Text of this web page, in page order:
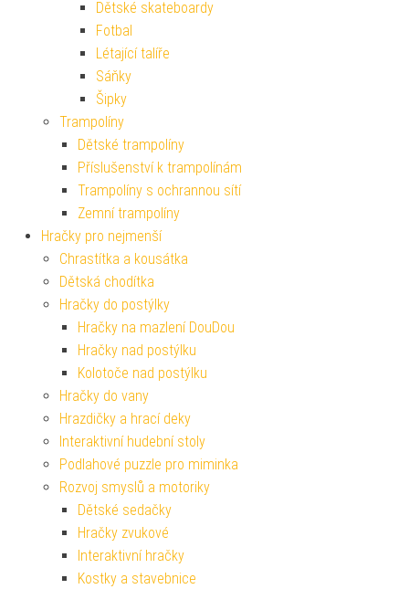
Dětské skateboardy
Fotbal
Létající talíře
Sáňky
Šipky
Trampolíny
Dětské trampolíny
Příslušenství k trampolínám
Trampolíny s ochrannou sítí
Zemní trampolíny
Hračky pro nejmenší
Chrastítka a kousátka
Dětská chodítka
Hračky do postýlky
Hračky na mazlení DouDou
Hračky nad postýlku
Kolotoče nad postýlku
Hračky do vany
Hrazdičky a hrací deky
Interaktivní hudební stoly
Podlahové puzzle pro miminka
Rozvoj smyslů a motoriky
Dětské sedačky
Hračky zvukové
Interaktivní hračky
Kostky a stavebnice